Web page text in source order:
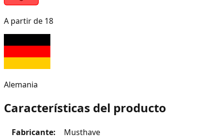
A partir de 18
Alemania
Características del producto
Fabricante:
Musthave